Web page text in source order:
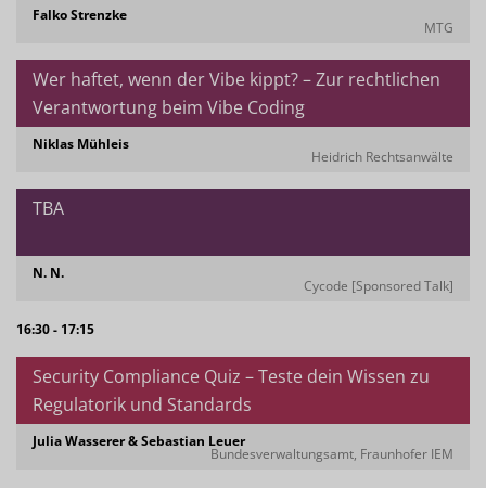
Falko Strenzke
MTG
Wer haftet, wenn der Vibe kippt? – Zur rechtlichen
Verantwortung beim Vibe Coding
Niklas Mühleis
Heidrich Rechtsanwälte
TBA
N. N.
Cycode [Sponsored Talk]
16:30 - 17:15
Security Compliance Quiz – Teste dein Wissen zu
Regulatorik und Standards
Julia Wasserer & Sebastian Leuer
Bundesverwaltungsamt, Fraunhofer IEM